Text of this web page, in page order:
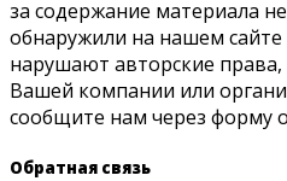
за содержание материала
обнаружили на нашем
нарушают авторские
Вашей компании или
сообщите нам через форму
Обратная связь